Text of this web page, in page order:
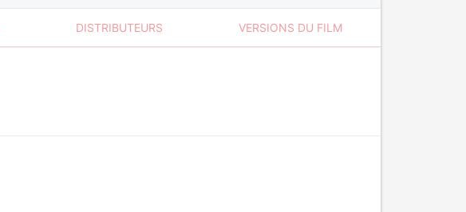
DISTRIBUTEURS VERSIONS DU FILM